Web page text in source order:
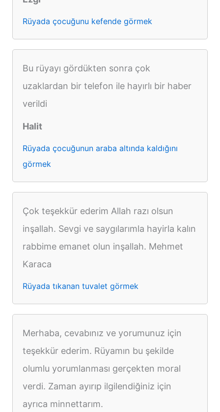
Rüyada çocuğunu kefende görmek
Bu rüyayı gördükten sonra çok
uzaklardan bir telefon ile hayırlı bir haber
verildi
Halit
Rüyada çocuğunun araba altında kaldığını
görmek
Çok teşekkür ederim Allah razı olsun
inşallah. Sevgi ve saygılarımla hayirla kalın
rabbime emanet olun inşallah. Mehmet
Karaca
Rüyada tıkanan tuvalet görmek
Merhaba, cevabınız ve yorumunuz için
teşekkür ederim. Rüyamın bu şekilde
olumlu yorumlanması gerçekten moral
verdi. Zaman ayırıp ilgilendiğiniz için
ayrıca minnettarım.